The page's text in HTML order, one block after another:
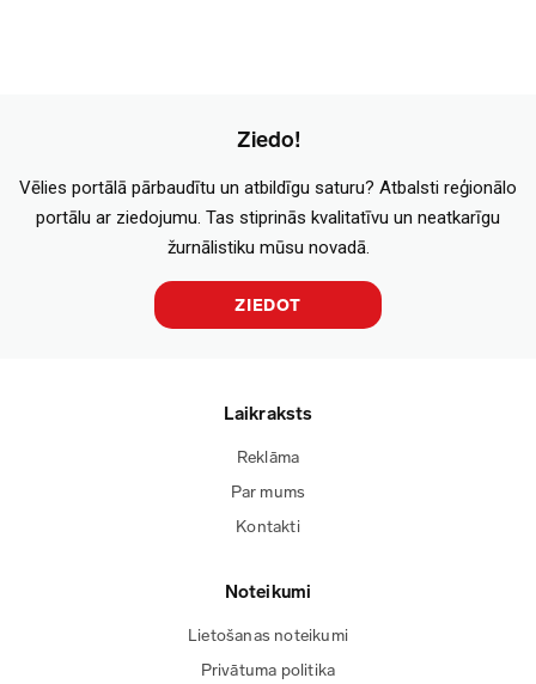
Ziedo!
Vēlies portālā pārbaudītu un atbildīgu saturu? Atbalsti reģionālo
portālu ar ziedojumu. Tas stiprinās kvalitatīvu un neatkarīgu
žurnālistiku mūsu novadā.
ZIEDOT
Laikraksts
Reklāma
Par mums
Kontakti
Noteikumi
Lietošanas noteikumi
Privātuma politika